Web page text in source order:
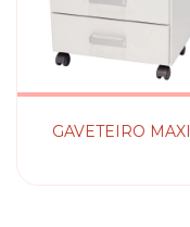
GAVETEIRO MAXI